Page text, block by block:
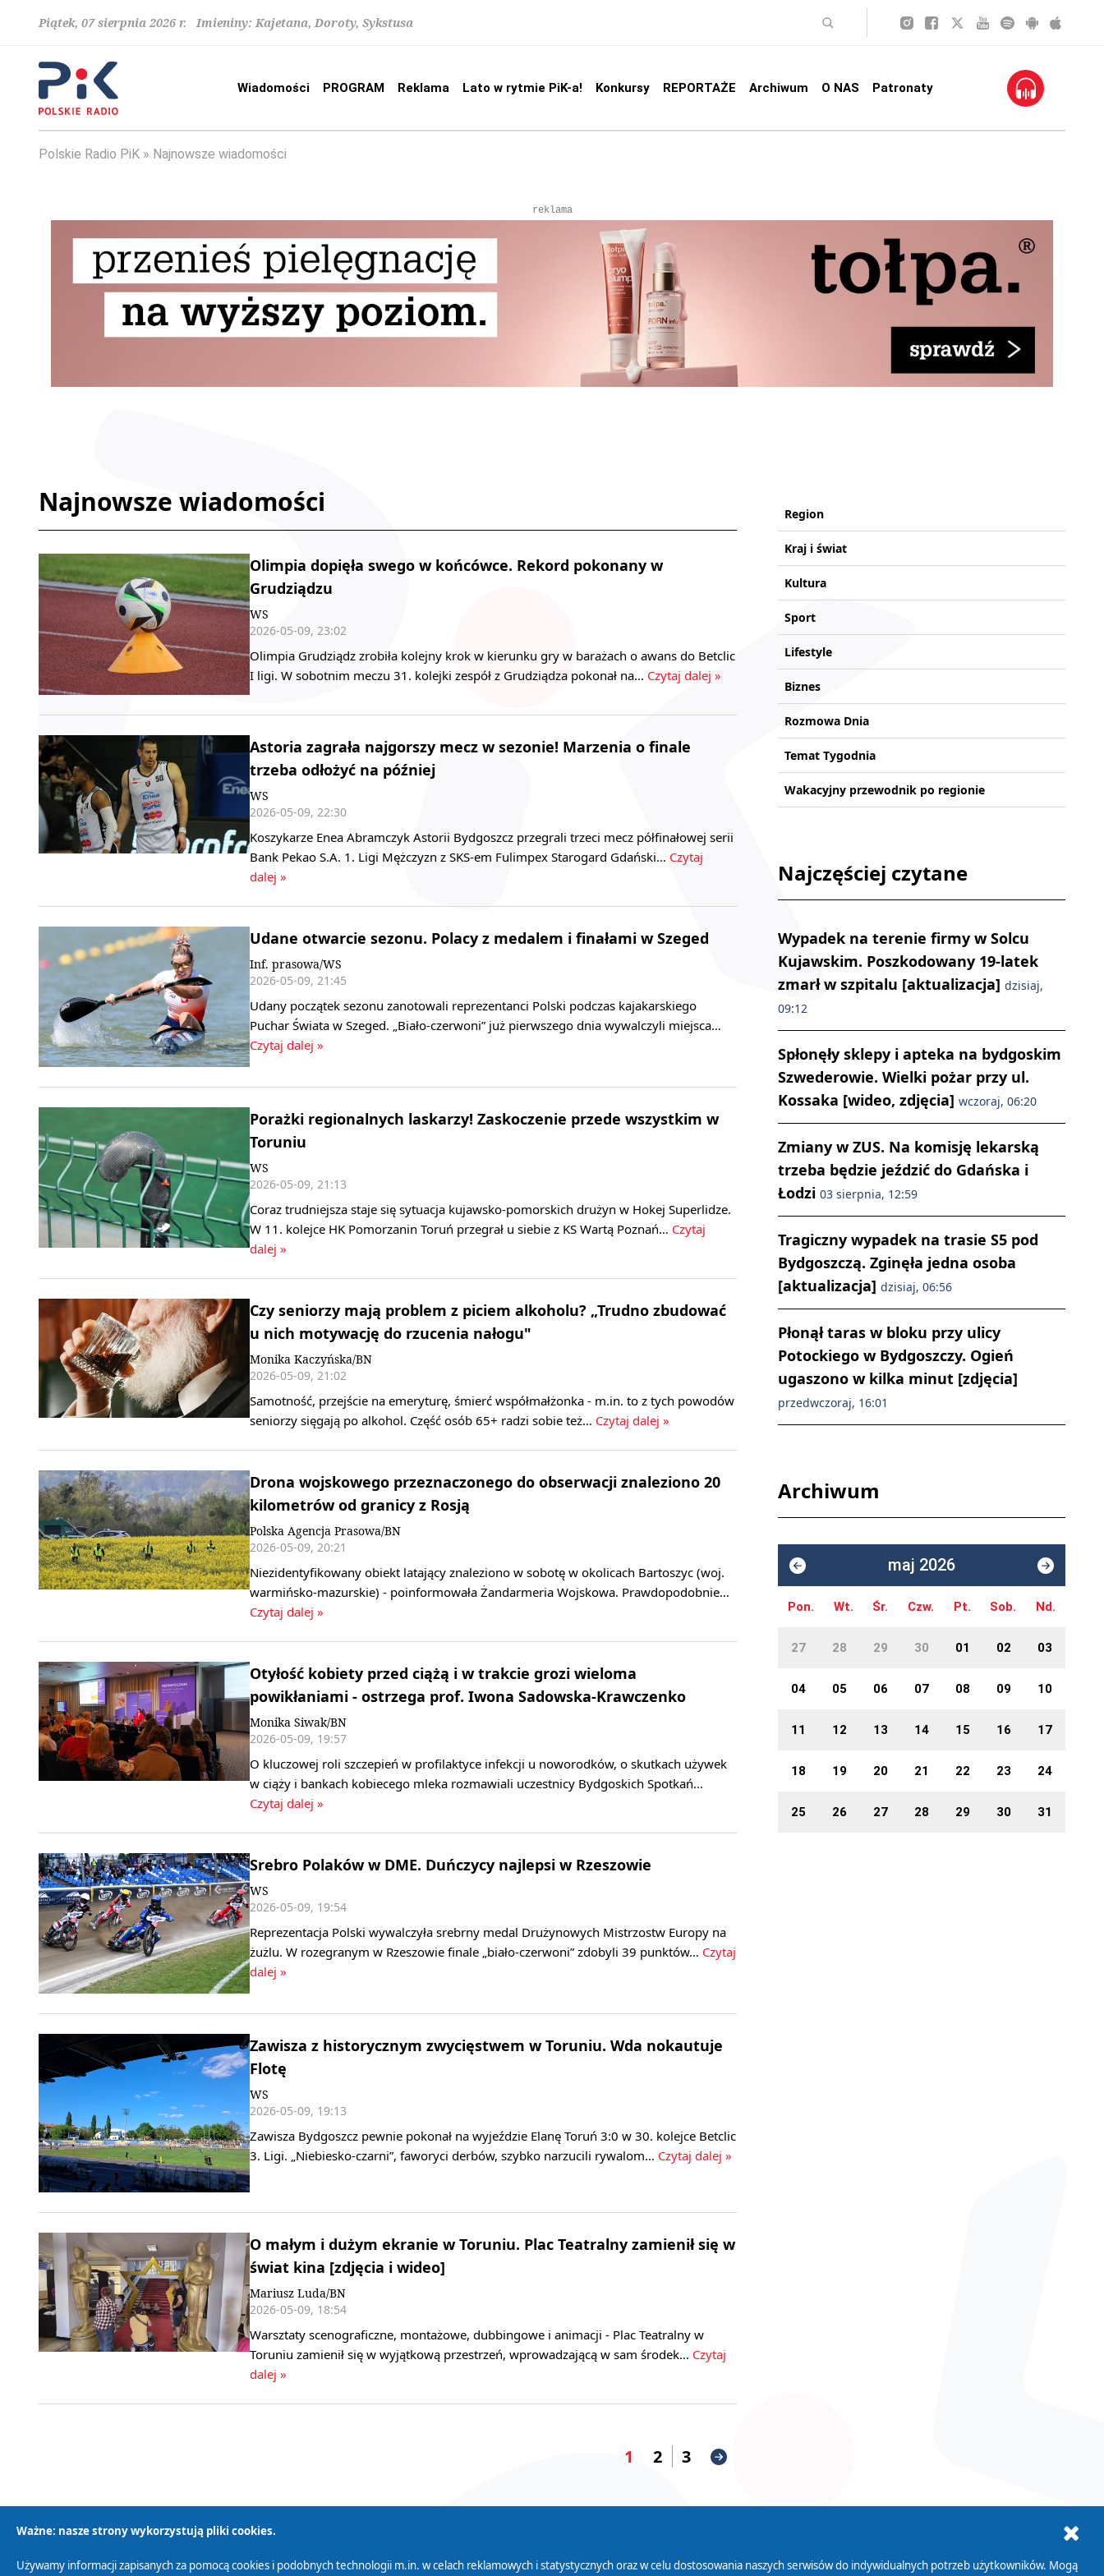
Piątek, 07 sierpnia 2026 r. Imieniny: Kajetana, Doroty, Sykstusa
Wiadomości PROGRAM Reklama Lato w rytmie PiK-a! Konkursy REPORTAŻE Archiwum O NAS Patronaty
Polskie Radio PiK Najnowsze wiadomości
reklama
Najnowsze wiadomości
Olimpia dopięła swego w końcówce. Rekord pokonany w
Grudziądzu
WS
2026-05-09, 23:02
Olimpia Grudziądz zrobiła kolejny krok w kierunku gry w barażach o awans do Betclic
I ligi. W sobotnim meczu 31. kolejki zespół z Grudziądza pokonał na… Czytaj dalej »
Astoria zagrała najgorszy mecz w sezonie! Marzenia o finale
trzeba odłożyć na później
WS
2026-05-09, 22:30
Koszykarze Enea Abramczyk Astorii Bydgoszcz przegrali trzeci mecz półfinałowej serii
Bank Pekao S.A. 1. Ligi Mężczyzn z SKS‑em Fulimpex Starogard Gdański… Czytaj
dalej »
Udane otwarcie sezonu. Polacy z medalem i finałami w Szeged
Inf. prasowa/WS
2026-05-09, 21:45
Udany początek sezonu zanotowali reprezentanci Polski podczas kajakarskiego
Puchar Świata w Szeged. „Biało-czerwoni” już pierwszego dnia wywalczyli miejsca…
Czytaj dalej »
Porażki regionalnych laskarzy! Zaskoczenie przede wszystkim w
Toruniu
WS
2026-05-09, 21:13
Coraz trudniejsza staje się sytuacja kujawsko‑pomorskich drużyn w Hokej Superlidze.
W 11. kolejce HK Pomorzanin Toruń przegrał u siebie z KS Wartą Poznań… Czytaj
dalej »
Czy seniorzy mają problem z piciem alkoholu? „Trudno zbudować
u nich motywację do rzucenia nałogu"
Monika Kaczyńska/BN
2026-05-09, 21:02
Samotność, przejście na emeryturę, śmierć współmałżonka - m.in. to z tych powodów
seniorzy sięgają po alkohol. Część osób 65+ radzi sobie też… Czytaj dalej »
Drona wojskowego przeznaczonego do obserwacji znaleziono 20
kilometrów od granicy z Rosją
Polska Agencja Prasowa/BN
2026-05-09, 20:21
Niezidentyfikowany obiekt latający znaleziono w sobotę w okolicach Bartoszyc (woj.
warmińsko-mazurskie) - poinformowała Żandarmeria Wojskowa. Prawdopodobnie…
Czytaj dalej »
Otyłość kobiety przed ciążą i w trakcie grozi wieloma
powikłaniami - ostrzega prof. Iwona Sadowska-Krawczenko
Monika Siwak/BN
2026-05-09, 19:57
O kluczowej roli szczepień w profilaktyce infekcji u noworodków, o skutkach używek
w ciąży i bankach kobiecego mleka rozmawiali uczestnicy Bydgoskich Spotkań…
Czytaj dalej »
Srebro Polaków w DME. Duńczycy najlepsi w Rzeszowie
WS
2026-05-09, 19:54
Reprezentacja Polski wywalczyła srebrny medal Drużynowych Mistrzostw Europy na
żużlu. W rozegranym w Rzeszowie finale „biało‑czerwoni” zdobyli 39 punktów… Czytaj
dalej »
Zawisza z historycznym zwycięstwem w Toruniu. Wda nokautuje
Flotę
WS
2026-05-09, 19:13
Zawisza Bydgoszcz pewnie pokonał na wyjeździe Elanę Toruń 3:0 w 30. kolejce Betclic
3. Ligi. „Niebiesko‑czarni”, faworyci derbów, szybko narzucili rywalom… Czytaj dalej »
O małym i dużym ekranie w Toruniu. Plac Teatralny zamienił się w
świat kina [zdjęcia i wideo]
Mariusz Luda/BN
2026-05-09, 18:54
Warsztaty scenograficzne, montażowe, dubbingowe i animacji - Plac Teatralny w
Toruniu zamienił się w wyjątkową przestrzeń, wprowadzającą w sam środek… Czytaj
dalej »
1 2 3
Region
Kraj i świat
Kultura
Sport
Lifestyle
Biznes
Rozmowa Dnia
Temat Tygodnia
Wakacyjny przewodnik po regionie
Najczęściej czytane
Wypadek na terenie firmy w Solcu
Kujawskim. Poszkodowany 19-latek
zmarł w szpitalu [aktualizacja] dzisiaj,
09:12
Spłonęły sklepy i apteka na bydgoskim
Szwederowie. Wielki pożar przy ul.
Kossaka [wideo, zdjęcia] wczoraj, 06:20
Zmiany w ZUS. Na komisję lekarską
trzeba będzie jeździć do Gdańska i
Łodzi 03 sierpnia, 12:59
Tragiczny wypadek na trasie S5 pod
Bydgoszczą. Zginęła jedna osoba
[aktualizacja] dzisiaj, 06:56
Płonął taras w bloku przy ulicy
Potockiego w Bydgoszczy. Ogień
ugaszono w kilka minut [zdjęcia]
przedwczoraj, 16:01
Archiwum
maj 2026
Pon. Wt. Śr. Czw. Pt. Sob. Nd.
27 28 29 30 01 02 03
04 05 06 07 08 09 10
11 12 13 14 15 16 17
18 19 20 21 22 23 24
25 26 27 28 29 30 31
Ważne: nasze strony wykorzystują pliki cookies.
Używamy informacji zapisanych za pomocą cookies i podobnych technologii m.in. w celach reklamowych i statystycznych oraz w celu dostosowania naszych serwisów do indywidualnych potrzeb użytkowników. Mogą